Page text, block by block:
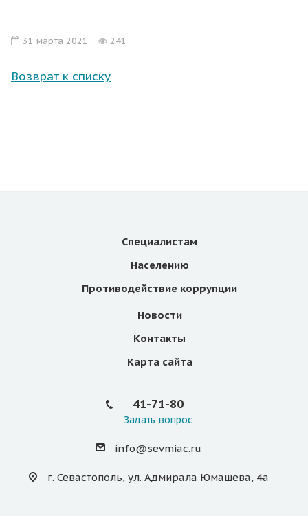
31 марта 2021 241
Возврат к списку
Специалистам
Населению
Противодействие коррупции
Новости
Контакты
Карта сайта
41-71-80
Задать вопрос
info@sevmiac.ru
г. Севастополь, ул. Адмирала Юмашева, 4а